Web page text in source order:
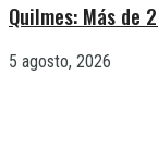
Quilmes: Más de
5 agosto, 2026